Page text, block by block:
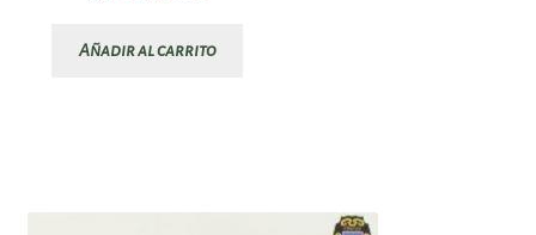
Añadir al carrito